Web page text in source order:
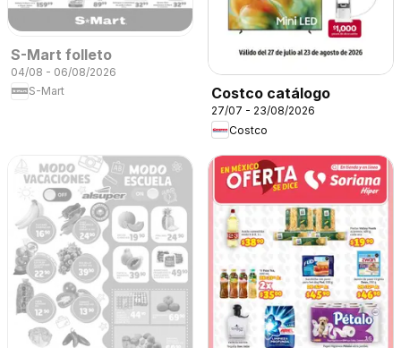
S-Mart folleto
04/08 - 06/08/2026
S-Mart
Costco catálogo
27/07 - 23/08/2026
Costco